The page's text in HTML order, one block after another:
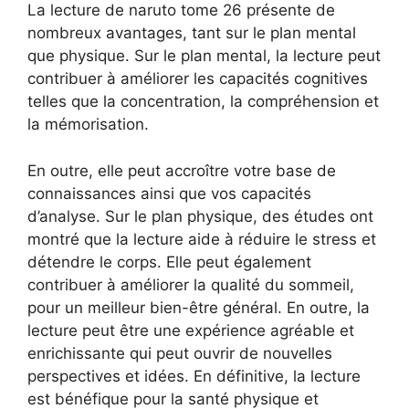
La lecture de naruto tome 26 présente de
nombreux avantages, tant sur le plan mental
que physique. Sur le plan mental, la lecture peut
contribuer à améliorer les capacités cognitives
telles que la concentration, la compréhension et
la mémorisation.
En outre, elle peut accroître votre base de
connaissances ainsi que vos capacités
d’analyse. Sur le plan physique, des études ont
montré que la lecture aide à réduire le stress et
détendre le corps. Elle peut également
contribuer à améliorer la qualité du sommeil,
pour un meilleur bien-être général. En outre, la
lecture peut être une expérience agréable et
enrichissante qui peut ouvrir de nouvelles
perspectives et idées. En définitive, la lecture
est bénéfique pour la santé physique et